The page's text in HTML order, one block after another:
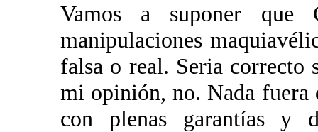
Vamos a suponer que
manipulaciones
falsa o real. Seria correcto
mi opinión, no. Nada fuera
con plenas garantías y